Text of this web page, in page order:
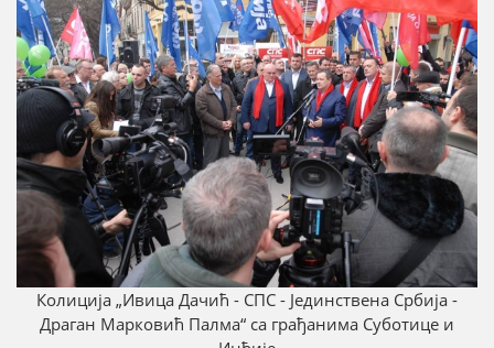
Колиција „Ивица Дачић - СПС - Јединствена Србија -
Драган Марковић Палма“ са грађанима Суботице и